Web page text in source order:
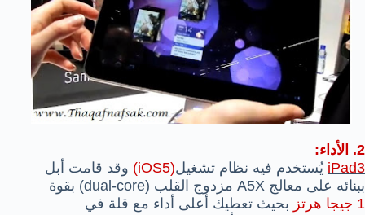
2. الأداء:
iPad3 يُستخدم فيه نظام تشغيل(iOS5)
وقد قامت أبل
ببنائه على معالج A5X مزدوج القلب (dual-core) بقوة
1 جيجا هرتز
بحيث تعطيك أعلى أداء مع قلة في